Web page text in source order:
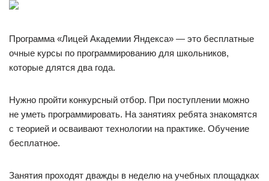
Программа «Лицей Академии Яндекса» — это бесплатные
очные курсы по программированию для школьников,
которые длятся два года.
Нужно пройти конкурсный отбор. При поступлении можно
не уметь программировать. На занятиях ребята знакомятся
с теорией и осваивают технологии на практике. Обучение
бесплатное.
Занятия проходят дважды в неделю на учебных площадках